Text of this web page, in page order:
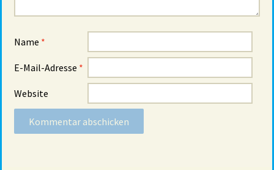
Name *
E-Mail-Adresse *
Website